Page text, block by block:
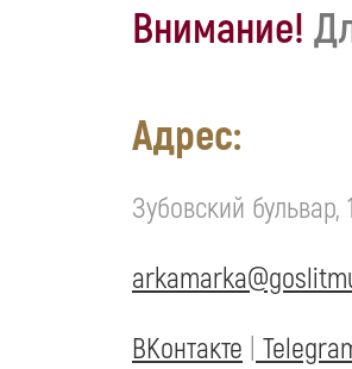
Внимание!
Адрес:
Зубовский бульвар,
ВКонтакте